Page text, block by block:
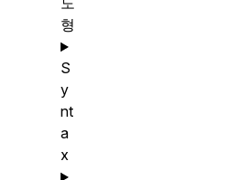
형
S
y
nt
a
x